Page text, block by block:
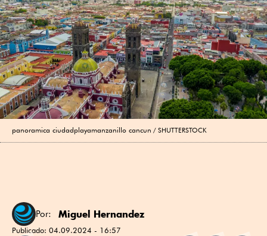
panoramica ciudadplayamanzanillo cancun SHUTTERSTOCK
Por: Miguel Hernandez
Publicado: 04.09.2024 - 16:57